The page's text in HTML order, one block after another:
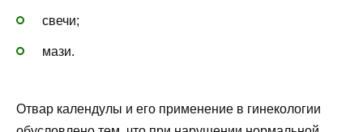
свечи;
мази.
Отвар календулы и его применение в гинекологии